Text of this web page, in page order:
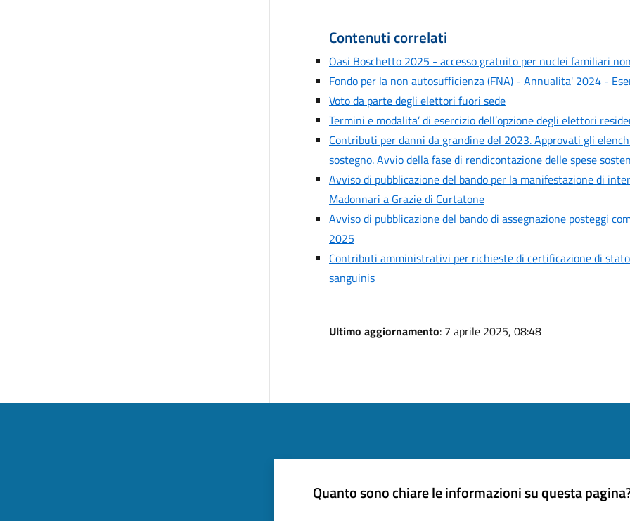
Contenuti correlati
Oasi Boschetto 2025 - accesso gratuito per nuclei familiari
Fondo per la non autosufficienza (FNA) - Annualita' 2024 -
Voto da parte degli elettori fuori sede
Termini e modalita’ di esercizio dell’opzione degli elettori
Contributi per danni da grandine del 2023. Approvati gli
sostegno. Avvio della fase di rendicontazione delle spese
Avviso di pubblicazione del bando per la manifestazione di
Madonnari a Grazie di Curtatone
Avviso di pubblicazione del bando di assegnazione posteggi
2025
Contributi amministrativi per richieste di certificazione di
sanguinis
Ultimo aggiornamento: 7 aprile 2025, 08:48
Quanto sono chiare le informazioni su questa